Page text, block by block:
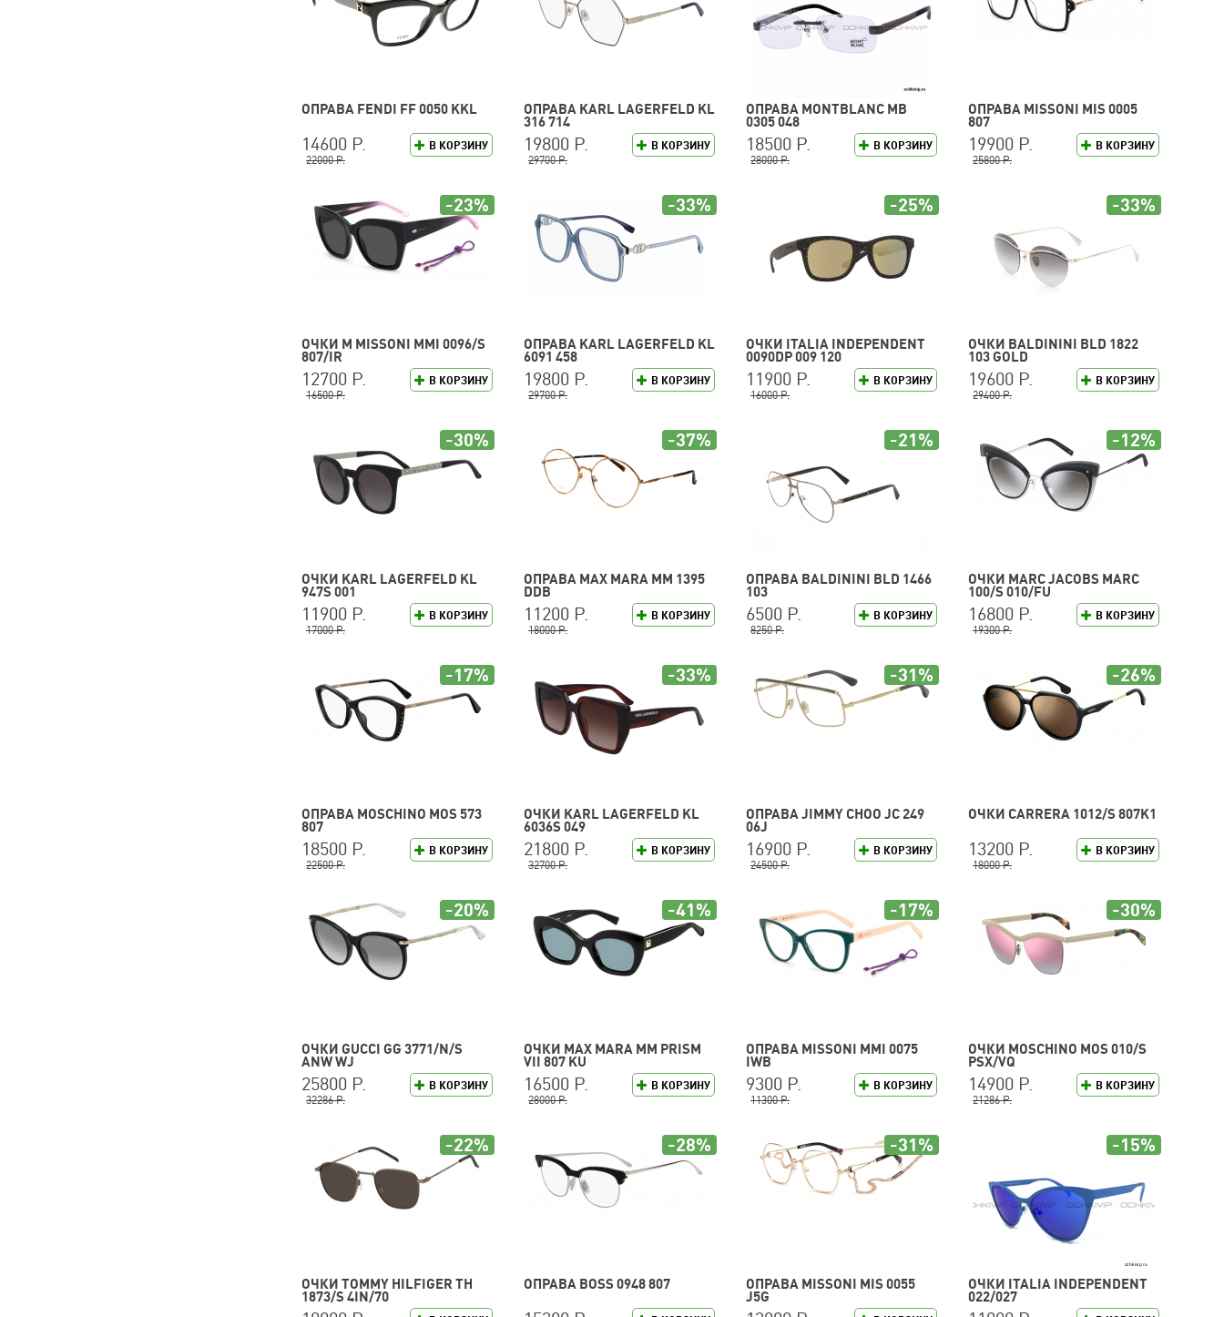
ОПРАВА FENDI FF 0050 KKL
В КОРЗИНУ
14600 Р.
22000 Р.
ОПРАВА KARL LAGERFELD KL
316 714
В КОРЗИНУ
19800 Р.
29700 Р.
ОПРАВА MONTBLANC MB
0305 048
В КОРЗИНУ
18500 Р.
28000 Р.
ОПРАВА MISSONI MIS 0005
807
В КОРЗИНУ
19900 Р.
25800 Р.
ОЧКИ M MISSONI MMI 0096/S
807/IR
В КОРЗИНУ
12700 Р.
16500 Р.
-23%
ОПРАВА KARL LAGERFELD KL
6091 458
В КОРЗИНУ
19800 Р.
29700 Р.
-33%
ОЧКИ ITALIA INDEPENDENT
0090DP 009 120
В КОРЗИНУ
11900 Р.
16000 Р.
-25%
ОЧКИ BALDININI BLD 1822
103 GOLD
В КОРЗИНУ
19600 Р.
29400 Р.
-33%
ОЧКИ KARL LAGERFELD KL
947S 001
В КОРЗИНУ
11900 Р.
17000 Р.
-30%
ОПРАВА MAX MARA MM 1395
DDB
В КОРЗИНУ
11200 Р.
18000 Р.
-37%
ОПРАВА BALDININI BLD 1466
103
В КОРЗИНУ
6500 Р.
8250 Р.
-21%
ОЧКИ MARC JACOBS MARC
100/S 010/FU
В КОРЗИНУ
16800 Р.
19300 Р.
-12%
ОПРАВА MOSCHINO MOS 573
807
В КОРЗИНУ
18500 Р.
22500 Р.
-17%
ОЧКИ KARL LAGERFELD KL
6036S 049
В КОРЗИНУ
21800 Р.
32700 Р.
-33%
ОПРАВА JIMMY CHOO JC 249
06J
В КОРЗИНУ
16900 Р.
24500 Р.
-31%
ОЧКИ CARRERA 1012/S 807K1
В КОРЗИНУ
13200 Р.
18000 Р.
-26%
ОЧКИ GUCCI GG 3771/N/S
ANW WJ
В КОРЗИНУ
25800 Р.
32286 Р.
-20%
ОЧКИ MAX MARA MM PRISM
VII 807 KU
В КОРЗИНУ
16500 Р.
28000 Р.
-41%
ОПРАВА MISSONI MMI 0075
IWB
В КОРЗИНУ
9300 Р.
11300 Р.
-17%
ОЧКИ MOSCHINO MOS 010/S
PSX/VQ
В КОРЗИНУ
14900 Р.
21286 Р.
-30%
ОЧКИ TOMMY HILFIGER TH
1873/S 4IN/70
-22%
ОПРАВА BOSS 0948 807
-28%
ОПРАВА MISSONI MIS 0055
J5G
-31%
ОЧКИ ITALIA INDEPENDENT
022/027
-15%